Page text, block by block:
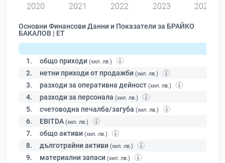
2020 2021 2022 2023 2024
Основни Финансови Данни и Показатели за БРАЙКО
БАКАЛОВ | ЕТ
1. общо приходи (хил. лв.)
2. нетни приходи от продажби (хил. лв.)
3. разходи за оперативна дейност (хил. лв.)
4. разходи за персонала (хил. лв.)
5. счетоводна печалба/загуба (хил. лв.)
6. EBITDA (хил. лв.)
7. общо активи (хил. лв.)
8. дълготрайни активи (хил. лв.)
9. материални запаси (хил. лв.)